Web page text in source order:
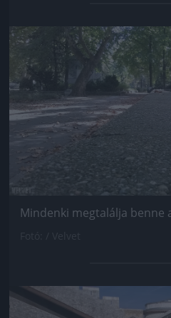
Jön
Mindenki megtalálja benne
Jön